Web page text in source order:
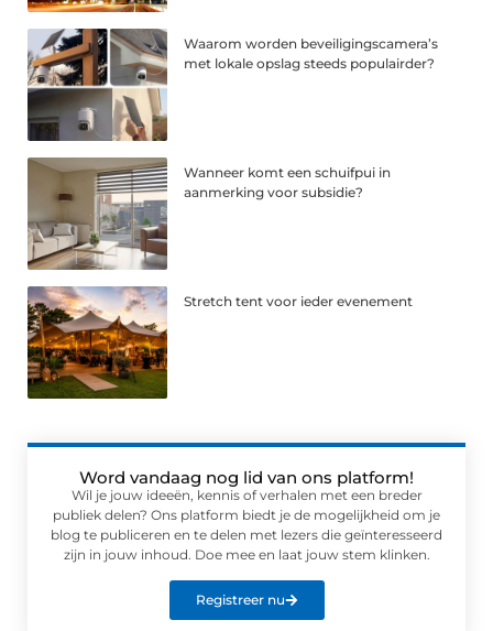
Waarom worden beveiligingscamera’s
met lokale opslag steeds populairder?
Wanneer komt een schuifpui in
aanmerking voor subsidie?
Stretch tent voor ieder evenement
Word vandaag nog lid van ons platform!
Wil je jouw ideeën, kennis of verhalen met een breder
publiek delen? Ons platform biedt je de mogelijkheid om je
blog te publiceren en te delen met lezers die geïnteresseerd
zijn in jouw inhoud. Doe mee en laat jouw stem klinken.
Registreer nu